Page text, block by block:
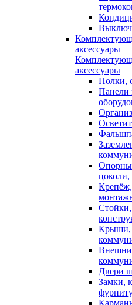
аксессуары
аксессуары
Полки,
Панели
цоколи,
Крепёж,
Крыши,
Двери
Замки,